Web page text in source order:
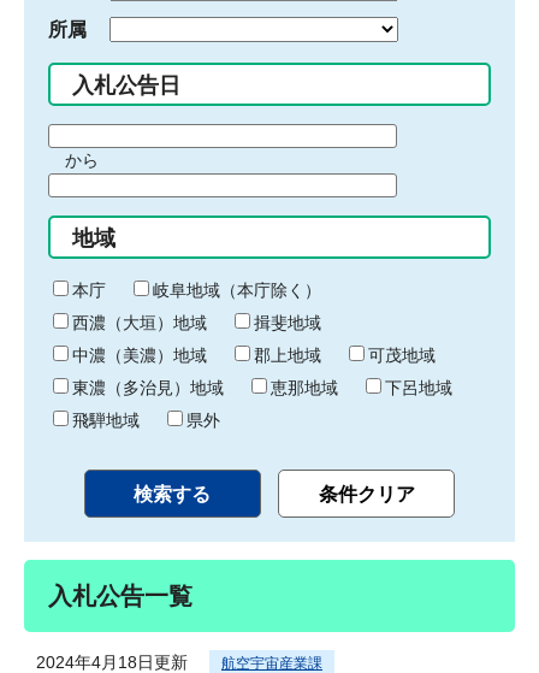
所属
入札公告日
間
始
り
から
間
終
わ
り
地域
本庁
岐阜地域（本庁除く）
西濃（大垣）地域
揖斐地域
中濃（美濃）地域
郡上地域
可茂地域
東濃（多治見）地域
恵那地域
下呂地域
飛騨地域
県外
入札公告一覧
2024年4月18日更新 航空宇宙産業課